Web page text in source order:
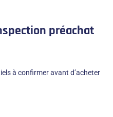
préachat
à confirmer avant d’acheter